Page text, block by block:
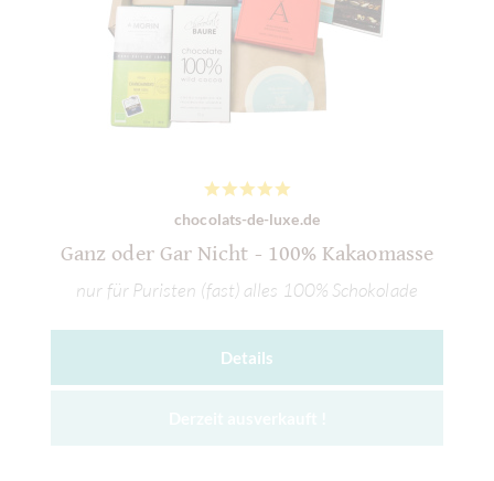
chocolats-de-luxe.de
Ganz oder Gar Nicht - 100% Kakaomasse
nur für Puristen (fast) alles 100% Schokolade
Details